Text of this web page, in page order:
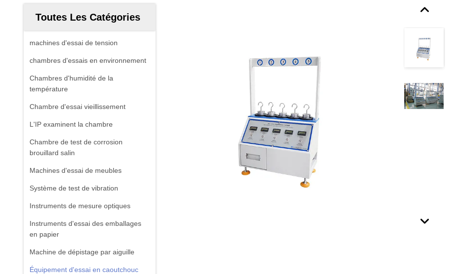
Toutes Les Catégories
machines d'essai de tension
chambres d'essais en environnement
Chambres d'humidité de la
température
Chambre d'essai vieillissement
L'IP examinent la chambre
Chambre de test de corrosion
brouillard salin
Machines d'essai de meubles
Système de test de vibration
Instruments de mesure optiques
Instruments d'essai des emballages
en papier
Machine de dépistage par aiguille
Équipement d'essai en caoutchouc